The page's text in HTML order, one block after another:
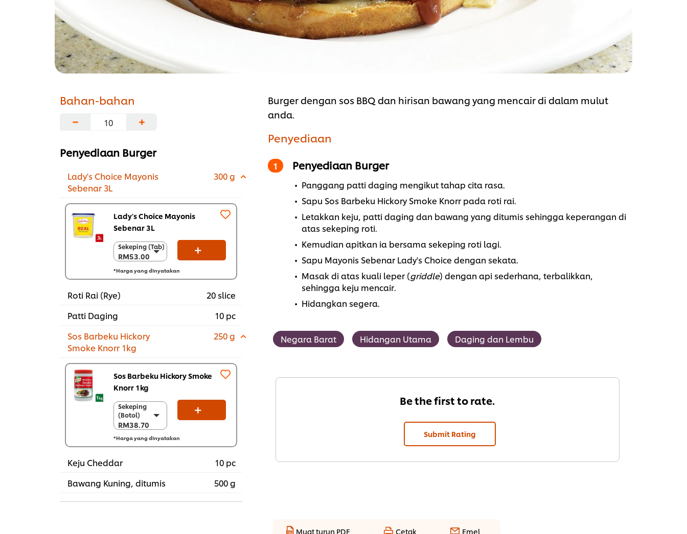
Bahan-bahan
−
+
Penyediaan Burger
Lady's Choice Mayonis
Sebenar 3L
300 g
Lady's Choice Mayonis
Sebenar 3L
Sekeping (Tab)
RM53.00
Sekeping (Tab)
RM53.00
Sekarton (4 x 3
L)
RM212.00
*Harga yang dinyatakan
Roti Rai (Rye)
20 slice
Patti Daging
10 pc
Sos Barbeku Hickory
Smoke Knorr 1kg
250 g
Sos Barbeku Hickory Smoke
Knorr 1kg
Sekeping
(Botol)
RM38.70
Sekeping
(Botol)
RM38.70
Sekarton (6 x 1
kg)
RM232.20
*Harga yang dinyatakan
Keju Cheddar
10 pc
Bawang Kuning, ditumis
500 g
Burger dengan sos BBQ dan hirisan bawang yang mencair di dalam mulut
anda.
Penyediaan
Penyediaan Burger
Panggang patti daging mengikut tahap cita rasa.
Sapu Sos Barbeku Hickory Smoke Knorr pada roti rai.
Letakkan keju, patti daging dan bawang yang ditumis sehingga keperangan di
atas sekeping roti.
Kemudian apitkan ia bersama sekeping roti lagi.
Sapu Mayonis Sebenar Lady's Choice dengan sekata.
Masak di atas kuali leper (griddle) dengan api sederhana, terbalikkan,
sehingga keju mencair.
Hidangkan segera.
Negara Barat Hidangan Utama Daging dan Lembu
Be the first to rate.
Submit Rating
Muat turun PDF Cetak Emel